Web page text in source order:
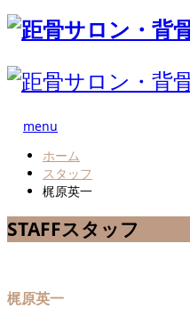
menu
ホーム
スタッフ
梶原英一
STAFFスタッフ
梶原英一